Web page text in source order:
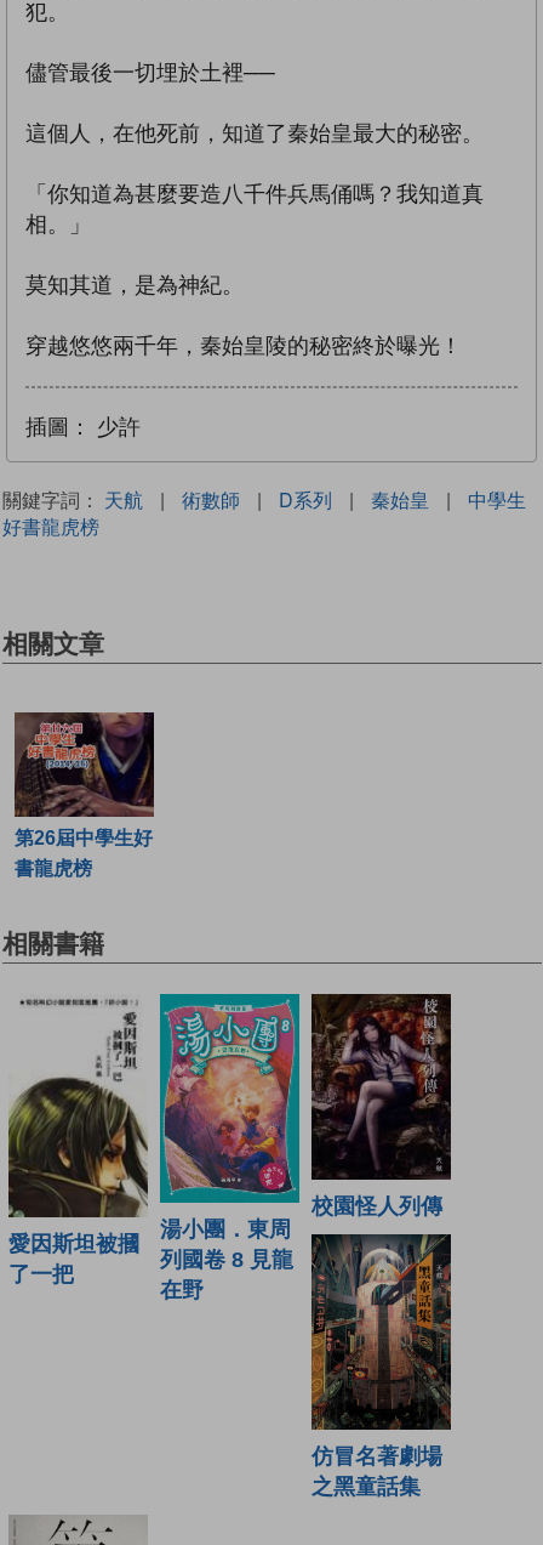
犯。
儘管最後一切埋於土裡──
這個人，在他死前，知道了秦始皇最大的秘密。
「你知道為甚麼要造八千件兵馬俑嗎？我知道真
相。」
莫知其道，是為神紀。
穿越悠悠兩千年，秦始皇陵的秘密終於曝光！
插圖： 少許
關鍵字詞： 天航 | 術數師 | D系列 | 秦始皇 |
中學生
好書龍虎榜
相關文章
第26屆中學生好
書龍虎榜
相關書籍
愛因斯坦被摑
了一把
湯小團．東周
列國卷 8 見龍
在野
校園怪人列傳
仿冒名著劇場
之黑童話集